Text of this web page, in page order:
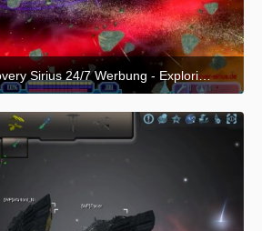
Sirius 24/7 Werbung - Exploring [HD]
um 23:03